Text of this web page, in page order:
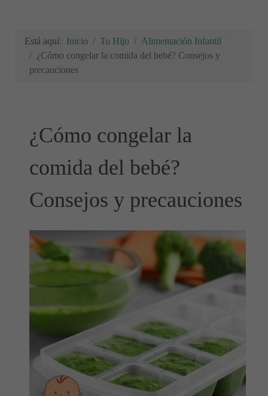
Está aquí: Inicio Tu Hijo
Alimentación Infantil
¿Cómo congelar la comida del bebé? Consejos y
precauciones
¿Cómo congelar la
comida del bebé?
Consejos y precauciones